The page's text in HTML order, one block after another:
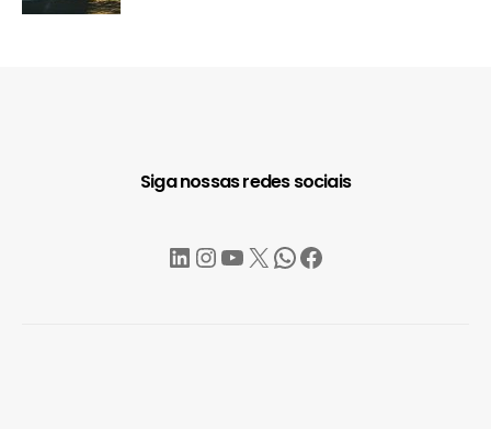
Siga nossas redes sociais
LinkedIn
Instagram
YouTube
X WhatsApp
Facebook